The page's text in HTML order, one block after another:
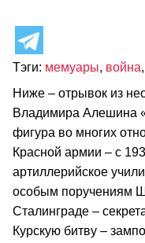
Тэги: мемуары, война,
Ниже – отрывок из
Владимира Алешина
фигура во многих
Красной армии – с
артиллерийское
особым поручениям
Сталинграде –
Курскую битву –